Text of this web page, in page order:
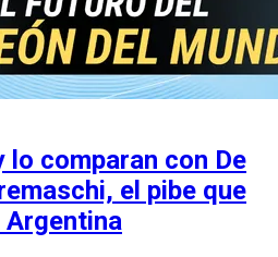
lo comparan con De
el pibe que
Argentina